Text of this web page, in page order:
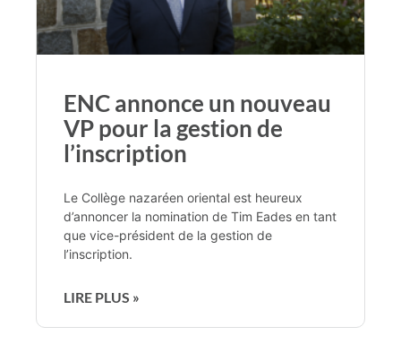
ENC annonce un nouveau
VP pour la gestion de
l’inscription
Le Collège nazaréen oriental est heureux
d’annoncer la nomination de Tim Eades en tant
que vice-président de la gestion de
l’inscription.
LIRE PLUS »